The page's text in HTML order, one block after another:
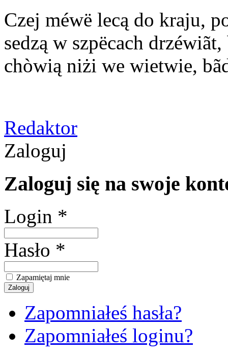
Czej méwë lecą do kraju,
sedzą w szpëcach
chòwią niżi we wietwie,
Redaktor
Zaloguj
Zaloguj się na swoje
Login *
Hasło *
Zapamiętaj mnie
Zapomniałeś hasła?
Zapomniałeś loginu?